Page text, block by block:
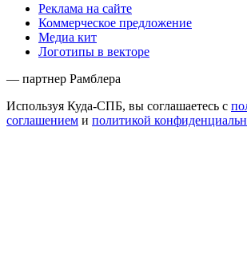
Реклама на сайте
Коммерческое предложение
Медиа кит
Логотипы в векторе
— партнер Рамблера
Используя Куда-СПБ, вы соглашаетесь с
соглашением и политикой